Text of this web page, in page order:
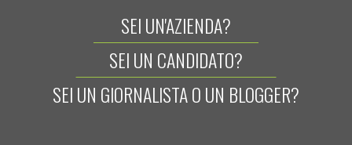
SEI UN'AZIENDA?
SEI UN CANDIDATO?
SEI UN GIORNALISTA O UN BLOGGER?